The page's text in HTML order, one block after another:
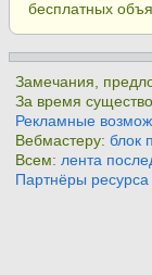
бесплатных
Замечания,
За время
Рекламные
Вебмастеру:блок
Всем:лента
Партнёры ресурса